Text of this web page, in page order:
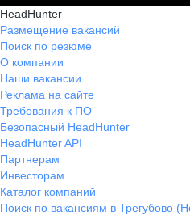
HeadHunter
Размещение вакансий
Поиск по резюме
О компании
Наши вакансии
Реклама на сайте
Требования к ПО
Безопасный HeadHunter
HeadHunter API
Партнерам
Инвесторам
Каталог компаний
Поиск по вакансиям в Трегубово